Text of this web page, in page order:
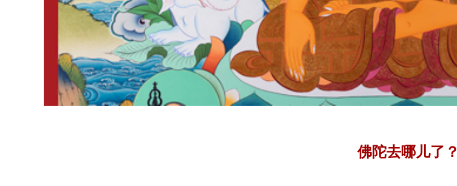
佛陀去哪儿了？